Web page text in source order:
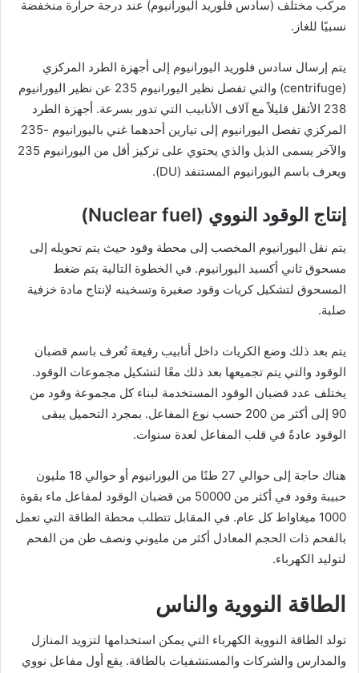
مركب مختلف (سادس فلوريد اليورانيوم) عند درجة حرارة منخفضة
نسبيًا للغاز.
يتم إرسال سادس فلوريد اليورانيوم إلى أجهزة الطرد المركزي
(centrifuge) والتي تفصل نظير اليورانيوم 235 عن نظير اليورانيوم
238 الأثقل قليلاً مع آلاف الأنابيب التي تدور بسرعة. أجهزة الطرد
المركزي تفصل اليورانيوم إلى تيارين أحدهما غني باليورانيوم -235
والآخر يسمى الذيل والذي يحتوي على تركيز أقل من اليورانيوم 235
ويعرف باسم اليورانيوم المستنفد (DU).
إنتاج الوقود النووي (Nuclear fuel)
يتم نقل اليورانيوم المخصب إلى محطة وقود حيث يتم تحويله إلى
مسحوق ثاني أكسيد اليورانيوم. في الخطوة التالية يتم ضغط
المسحوق لتشكيل كريات وقود صغيرة وتسخينه لإنتاج مادة خزفية
صلبة.
يتم بعد ذلك وضع الكريات داخل أنابيب رفيعة تُعرف باسم قضبان
الوقود والتي يتم تجميعها بعد ذلك معًا لتشكيل مجموعات الوقود.
يختلف عدد قضبان الوقود المستخدمة لبناء كل مجموعة وقود من
90 إلى أكثر من 200 حسب نوع المفاعل. بمجرد التحميل يبقى
الوقود عادةً في قلب المفاعل لعدة سنوات.
هناك حاجة إلى حوالي 27 طنًا من اليورانيوم أو حوالي 18 مليون
حبيبة وقود في أكثر من 50000 من قضبان الوقود لمفاعل ماء بقوة
1000 ميغاواط كل عام. في المقابل تتطلب محطة الطاقة التي تعمل
بالفحم ذات الحجم المعادل أكثر من مليوني ونصف طن من الفحم
لتوليد الكهرباء.
الطاقة النووية والناس
تولد الطاقة النووية الكهرباء التي يمكن استخدامها لتزويد المنازل
والمدارس والشركات والمستشفيات بالطاقة. يقع أول مفاعل نووي